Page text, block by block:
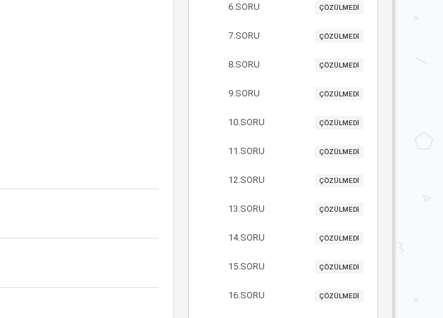
6.SORU ÇÖZÜLMEDİ
7.SORU ÇÖZÜLMEDİ
8.SORU ÇÖZÜLMEDİ
9.SORU ÇÖZÜLMEDİ
10.SORU ÇÖZÜLMEDİ
11.SORU ÇÖZÜLMEDİ
12.SORU ÇÖZÜLMEDİ
13.SORU ÇÖZÜLMEDİ
14.SORU ÇÖZÜLMEDİ
15.SORU ÇÖZÜLMEDİ
16.SORU ÇÖZÜLMEDİ